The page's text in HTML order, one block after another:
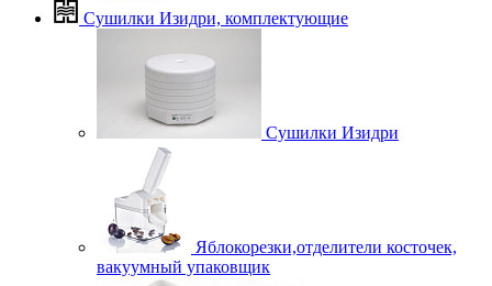
Сушилки Изидри, комплектующие
Сушилки Изидри
Яблокорезки,отделители косточек,
вакуумный упаковщик